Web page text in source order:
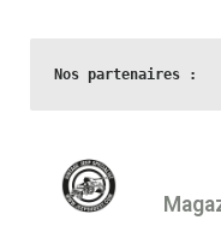
Nos partenaires :